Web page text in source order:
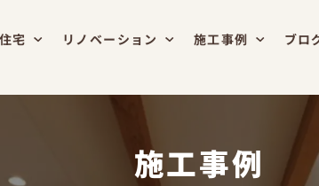
宅 リノベーション 施工事例 ブロ
施工事例